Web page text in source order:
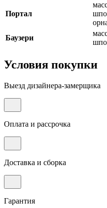
Портал
Баузери
Условия покупки
Выезд дизайнера-замерщика
Оплата и рассрочка
Доставка и сборка
Гарантия